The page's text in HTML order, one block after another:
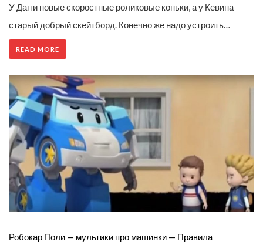
У Дагги новые скоростные роликовые коньки, а у Кевина
старый добрый скейтборд. Конечно же надо устроить…
READ MORE
Робокар Поли — мультики про машинки — Правила